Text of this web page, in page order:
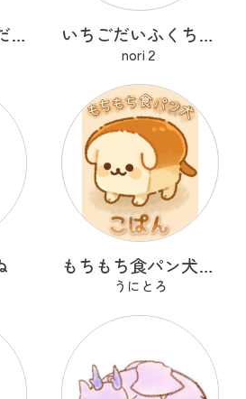
もちッぴたッと だんごうお いちごだいふくちゃん
nori２
もちもち食パン犬 こぱん
うにとろ